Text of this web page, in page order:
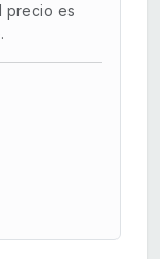
precio es